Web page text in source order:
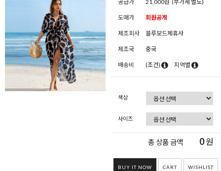
공급가 21,000원 (부가세 별도)
도매가 회원공개
제조회사 블루모드제휴사
제조국 중국
배송비 (조건) 지역별
색상
사이즈
총 상품 금액 0원
BUY IT NOW CART WISHLIST